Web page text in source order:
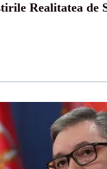
Realitatea de